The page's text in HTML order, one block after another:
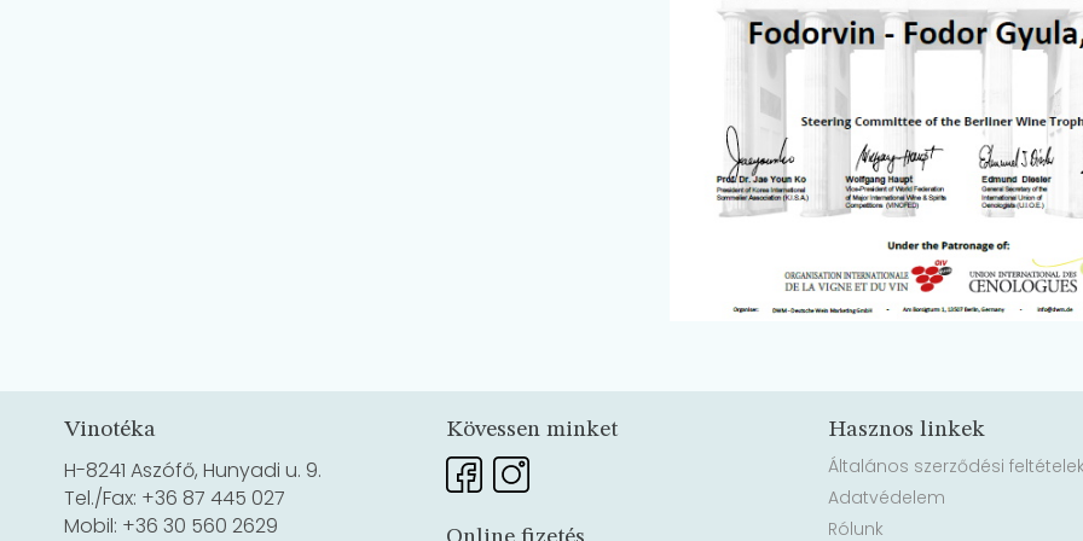
Vinotéka
H-8241 Aszófő, Hunyadi u. 9.
Tel./Fax: +36 87 445 027
Mobil: +36 30 560 2629
Kövessen minket
Hasznos linkek
Általános szerződési
Adatvédelem
Rólunk